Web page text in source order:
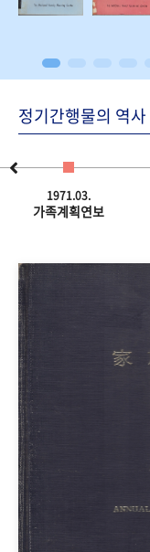
정기간행물의 역사
1971.03.
가족계획연보